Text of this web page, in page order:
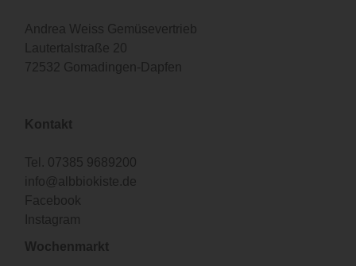
Andrea Weiss Gemüsevertrieb
Lautertalstraße 20
72532 Gomadingen-Dapfen
Kontakt
Tel. 07385 9689200
info@albbiokiste.de
Facebook
Instagram
Wochenmarkt